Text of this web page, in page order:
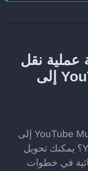
نقل
حديثة من YouTube Music إلى
هل نقلت للتو قائمة تشغيل من YouTube Music إلى
Yandex Music (Яндекс.Музыка)؟ يمكنك تحويل
في خطوات